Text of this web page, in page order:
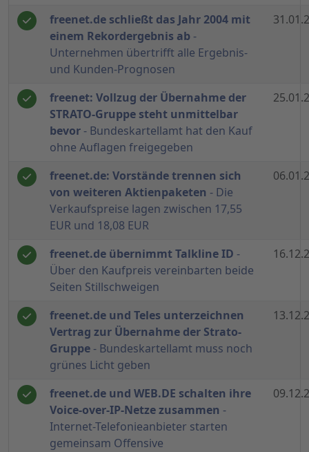
freenet.de schließt das Jahr 2004 mit
einem Rekordergebnis ab -
Unternehmen übertrifft alle Ergebnis-
und Kunden-Prognosen
freenet: Vollzug der Übernahme der
STRATO-Gruppe steht unmittelbar
bevor- Bundeskartellamt hat den Kauf
ohne Auflagen freigegeben
freenet.de: Vorstände trennen sich
von weiteren Aktienpaketen - Die
Verkaufspreise lagen zwischen 17,55
EUR und 18,08 EUR
freenet.de übernimmt Talkline ID -
Über den Kaufpreis vereinbarten beide
Seiten Stillschweigen
freenet.de und Teles unterzeichnen
Vertrag zur Übernahme der Strato-
Gruppe - Bundeskartellamt muss noch
grünes Licht geben
freenet.de und WEB.DE schalten ihre
Voice-over-IP-Netze zusammen -
Internet-Telefonieanbieter starten
gemeinsam Offensive